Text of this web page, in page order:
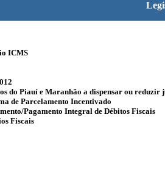
ICMS
do Piauí e Maranhão a dispensar ou
de Parcelamento Incentivado
Pagamento Integral de Débitos Fiscais
Fiscais